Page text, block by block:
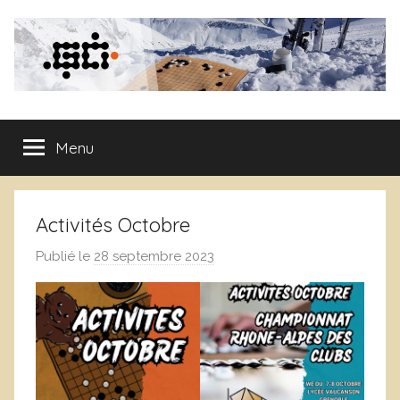
contenu
Club
de
Go
de
Grenoble
Menu
Activités Octobre
Publié le 28 septembre 2023
a
L
o
i
c